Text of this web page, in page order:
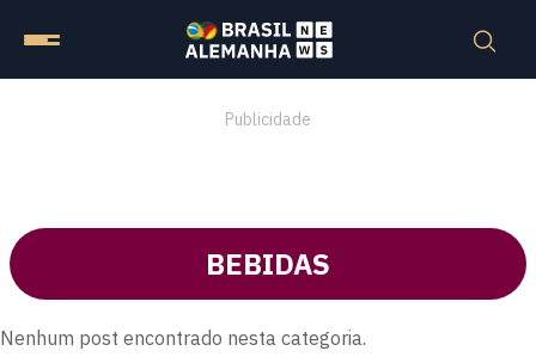
Publicidade
BEBIDAS
Nenhum post encontrado nesta categoria.